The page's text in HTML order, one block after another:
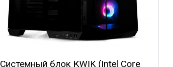
Системный блок KWIK (Intel Core